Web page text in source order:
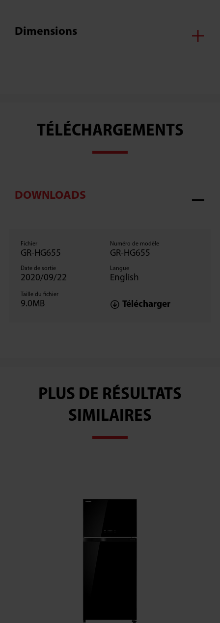
Dimensions
TÉLÉCHARGEMENTS
DOWNLOADS
Fichier
GR-HG655
Numéro de modèle
GR-HG655
Date de sortie
2020/09/22
Langue
English
Taille du fichier
9.0MB Télécharger
PLUS DE RÉSULTATS
SIMILAIRES